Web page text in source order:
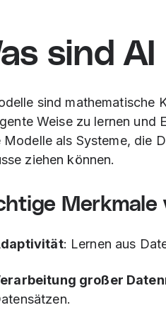
sind AI
sind mathematische
Weise zu lernen und
Modelle als Systeme, die
ziehen können.
Merkmale
: Lernen aus
großer